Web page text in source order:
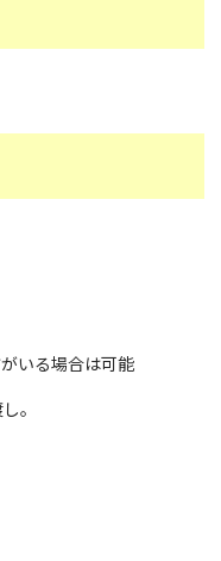
いる場合は可能
。